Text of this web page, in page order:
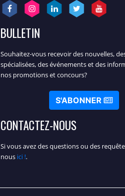
BULLETIN
Souhaitez-vous recevoir des nouvelles,
spécialisées, des événements et des
nos promotions et concours?
S'ABONNER
CONTACTEZ-NOUS
Si vous avez des questions ou des
nous ici !.